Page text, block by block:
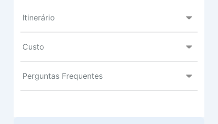
Itinerário
Custo
Perguntas Frequentes